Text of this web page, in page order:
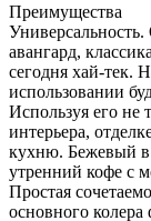
Преимущества
авангард,
сегодня хай-тек.
использовании
Используя его не
интерьера,
кухню. Бежевый в
утренний кофе с
Простая
основного